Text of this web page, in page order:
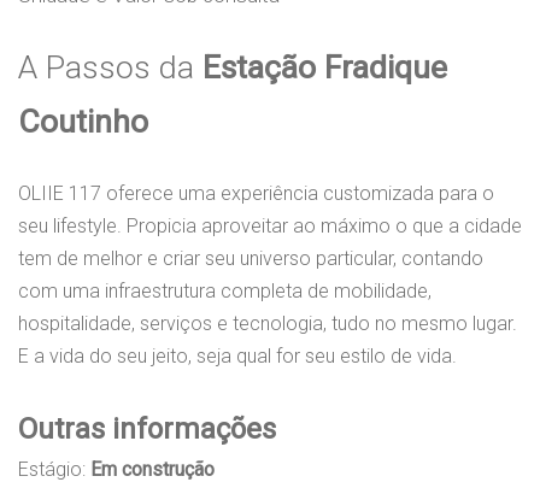
A Passos da Estação Fradique
Coutinho
OLIIE 117 oferece uma experiência customizada para o
seu lifestyle. Propicia aproveitar ao máximo o que a cidade
tem de melhor e criar seu universo particular, contando
com uma infraestrutura completa de mobilidade,
hospitalidade, serviços e tecnologia, tudo no mesmo lugar.
E a vida do seu jeito, seja qual for seu estilo de vida.
Outras informações
Estágio: Em construção